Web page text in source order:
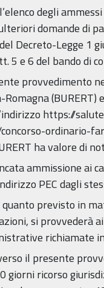
degli
domande di
Decreto-Legge 1
5 e 6 del bando di
provvedimento
https://
ordinario-
ha valore di
ammissione ai
PEC dagli
previsto in
si provvederà
richiamate
il presente
giorni ricorso